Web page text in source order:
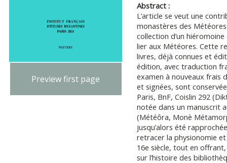
Preview first page
Abstract :
L’article se veut une
monastères des
collection d’un hiéromoine
lier aux Météores. Cette
livres, déjà connues et
édition, avec traduction
examen à nouveaux frais
et signées, sont
Paris, BnF, Coislin 292
notée dans un manuscrit
(Météôra, Monè
jusqu’alors été
retracer la physionomie et
16e siècle, tout en
sur l’histoire des